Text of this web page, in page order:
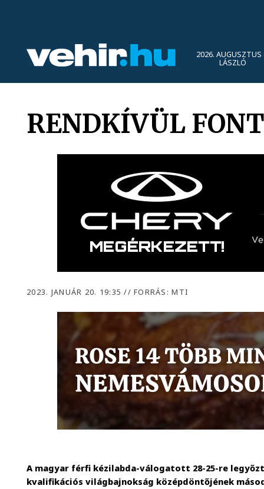
2026. AUGUSZTUS
LÁSZLÓ
RENDKÍVÜL
2023. JANUÁR 20. 19:35// FORRÁS: MTI
A magyar férfi kézilabda-válogatott 28-25-re
kvalifikációs világbajnokság középdöntőjének